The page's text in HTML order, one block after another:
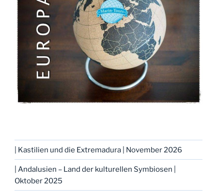
| Kastilien und die Extremadura | November 2026
| Andalusien – Land der kulturellen Symbiosen |
Oktober 2025